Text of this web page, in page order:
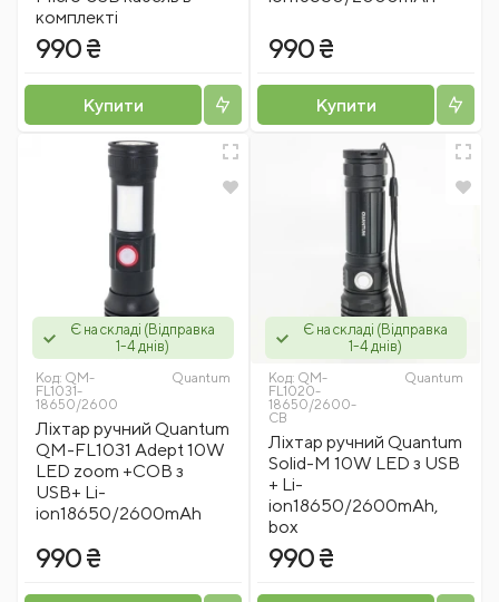
комплекті
990 ₴
Купити
990 ₴
Купити
Є на складі (Відправка
1-4 днів)
Код: QM-
FL1031-
18650/2600
Quantum
Ліхтар ручний Quantum
QM-FL1031 Adept 10W
LED zoom +COB з
USB+ Li-
ion18650/2600mAh
990 ₴
Є на складі (Відправка
1-4 днів)
Код: QM-
FL1020-
18650/2600-
CB
Quantum
Ліхтар ручний Quantum
Solid-M 10W LED з USB
+ Li-
ion18650/2600mAh,
box
990 ₴